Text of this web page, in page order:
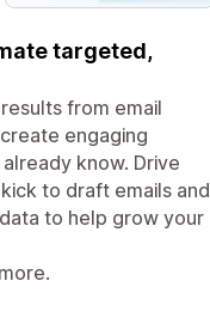
targeted,
from email
engaging
know. Drive
to draft emails and
to help grow your